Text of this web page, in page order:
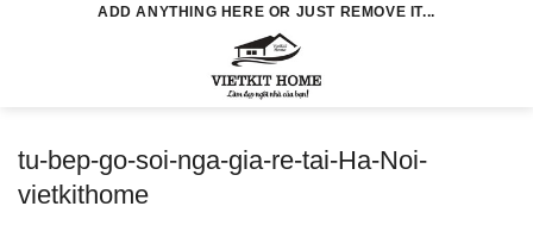
ADD ANYTHING HERE OR JUST REMOVE IT...
tu-bep-go-soi-nga-gia-re-tai-Ha-Noi-
vietkithome